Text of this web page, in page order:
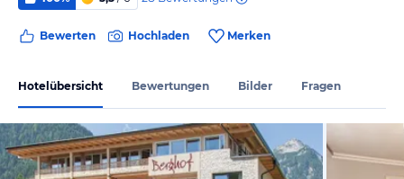
Bewerten Hochladen Merken
Hotelübersicht Bewertungen Bilder Fragen